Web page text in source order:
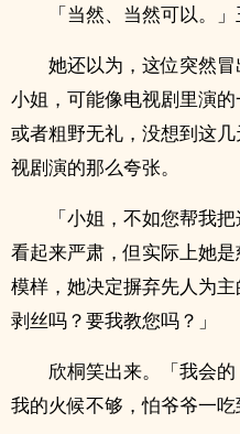
「当然、当然可以。
她还以为，这位突然
小姐，可能像电视剧里演的
或者粗野无礼，没想到这
视剧演的那么夸张。
「小姐，不如您帮我
看起来严肃，但实际上她
模样，她决定摒弃先人为
剥丝吗？要我教您吗？」
欣桐笑出来。「我会
我的火候不够，怕爷爷一吃